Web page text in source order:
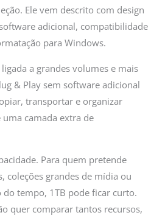
Ele vem descrito com design
adicional, compatibilidade
para Windows.
a grandes volumes e mais
& Play sem software adicional
transportar e organizar
camada extra de
Para quem pretende
coleções grandes de mídia ou
tempo, 1TB pode ficar curto.
quer comparar tantos recursos,